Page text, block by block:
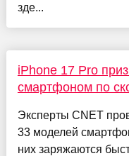
зде...
iPhone 17 Pro
смартфоном по
Эксперты CNET
33 моделей
них заряжаются